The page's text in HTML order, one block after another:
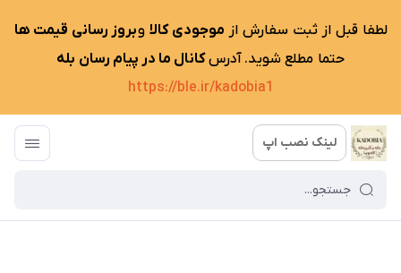
لطفا قبل از ثبت سفارش از موجودی کالا وبروز رسانی قیمت ها
حتما مطلع شوید. آدرسکانال ما در پیام رسان بله
https://ble.ir/kadobia1
لینک نصب اپ